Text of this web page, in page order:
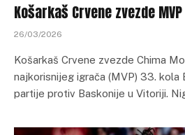
Košarkaš Crvene zvezde
26/03/2026
Košarkaš Crvene zvezde Chima
najkorisnijeg igrača (MVP) 33. kola
partije protiv Baskonije u Vitoriji.